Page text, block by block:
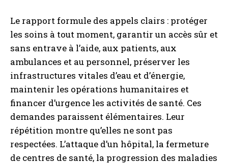
Le rapport formule des appels clairs : protéger
les soins à tout moment, garantir un accès sûr et
sans entrave à l’aide, aux patients, aux
ambulances et au personnel, préserver les
infrastructures vitales d’eau et d’énergie,
maintenir les opérations humanitaires et
financer d’urgence les activités de santé. Ces
demandes paraissent élémentaires. Leur
répétition montre qu’elles ne sont pas
respectées. L’attaque d’un hôpital, la fermeture
de centres de santé, la progression des maladies